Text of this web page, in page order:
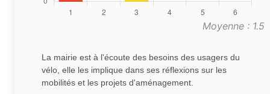
Moyenne : 1.5
La mairie est à l'écoute des besoins des usagers du
vélo, elle les implique dans ses réflexions sur les
mobilités et les projets d'aménagement.